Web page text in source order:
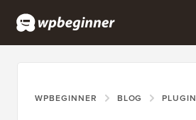
WPBEGINNER BLOG PLUGIN